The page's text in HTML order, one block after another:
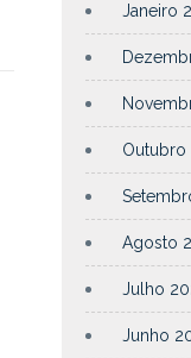
Janeiro
Outubro
Agosto
Julho
Junho